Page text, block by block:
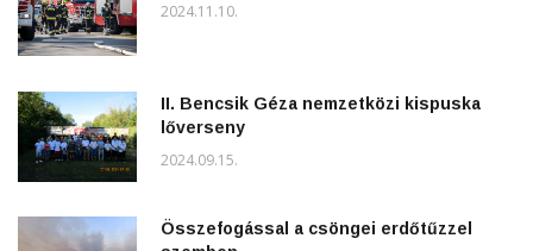
2024.11.10.
II. Bencsik Géza nemzetközi kispuska
lőverseny
2024.09.15.
Összefogással a csöngei erdőtűzzel